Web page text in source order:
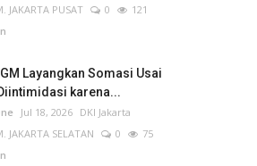
JAKARTA PUSAT
0
121
Layangkan Somasi Usai
karena...
Jul 18, 2026 DKI Jakarta
JAKARTA SELATAN
0
75